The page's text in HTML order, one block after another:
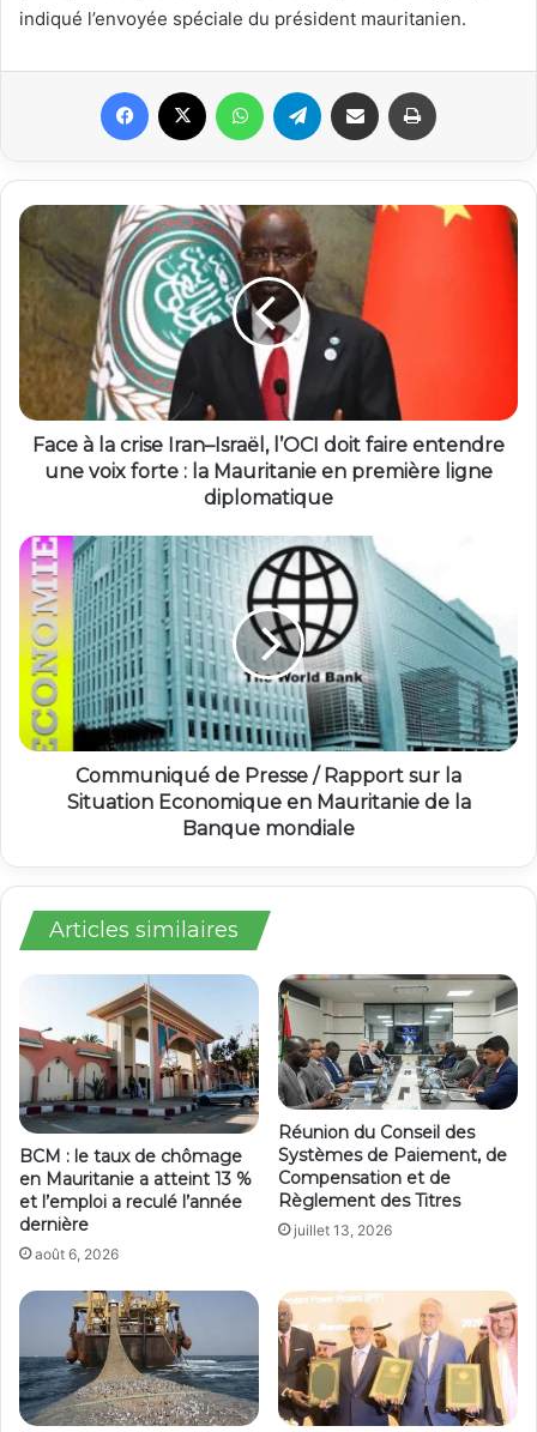
indiqué l’envoyée spéciale du président mauritanien.
Facebook WhatsAppTelegram Partager par email
Face à la crise Iran–Israël, l’OCI doit faire entendre
une voix forte : la Mauritanie en première ligne
diplomatique
Communiqué de Presse / Rapport sur la
Situation Economique en Mauritanie de la
Banque mondiale
Articles similaires
BCM : le taux de chômage
en Mauritanie a atteint 13 %
et l’emploi a reculé l’année
dernière
août 6, 2026
Réunion du Conseil des
Systèmes de Paiement, de
Compensation et de
Règlement des Titres
juillet 13, 2026